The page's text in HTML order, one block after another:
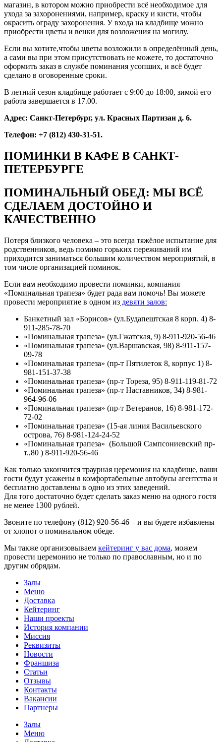
магазин, в котором можно приобрести всё необходимое для
ухода за захоронениями, например, краску и кисти, чтобы
окрасить ограду захоронения. У входа на кладбище можно
приобрести цветы и венки для возложения на могилу.
Если вы хотите,чтобы цветы возложили в определённый день,
а сами вы при этом присутствовать не можете, то достаточно
оформить заказ в службе поминания усопших, и всё будет
сделано в оговоренные сроки.
В летний сезон кладбище работает с 9:00 до 18:00, зимой его
работа завершается в 17.00.
Адрес: Санкт-Петербург, ул. Красных Партизан д. 6.
Телефон: +7 (812) 430-31-51.
ПОМИНКИ В КАФЕ В САНКТ-
ПЕТЕРБУРГЕ
ПОМИНАЛЬНЫЙ ОБЕД: МЫ ВСЁ
СДЕЛАЕМ ДОСТОЙНО И
КАЧЕСТВЕННО
Потеря близкого человека – это всегда тяжёлое испытание для
родственников, ведь помимо горьких переживаний им
приходится заниматься большим количеством мероприятий, в
том числе организацией поминок.
Если вам необходимо провести поминки, компания
«Поминальная трапеза» будет рада вам помочь! Вы можете
провести мероприятие в одном из девяти залов:
Банкетный зал «Борисов» (ул.Будапештская 8 корп. 4) 8-
911-285-78-70
«Поминальная трапеза» (ул.Гжатская, 9) 8-911-920-56-46
«Поминальная трапеза» (ул.Варшавская, 98) 8-911-157-
09-78
«Поминальная трапеза» (пр-т Пятилеток 8, корпус 1) 8-
981-151-37-38
«Поминальная трапеза» (пр-т Тореза, 95) 8-911-119-81-72
«Поминальная трапеза» (пр-т Наставников, 34) 8-981-
964-96-06
«Поминальная трапеза» (пр-т Ветеранов, 16) 8-981-172-
72-02
«Поминальная трапеза» (15-ая линия Васильевского
острова, 76) 8-981-124-24-52
«Поминальная трапеза» (Большой Сампсониевский пр-
т.,80 ) 8-911-920-56-46
Как только закончится траурная церемония на кладбище, ваши
гости будут усажены в комфортабельные автобусы агентства и
бесплатно доставлены в одно из этих заведений.
Для того достаточно будет сделать заказ меню на одного гостя
не менее 1300 рублей.
Звоните по телефону (812) 920-56-46 – и вы будете избавлены
от хлопот о поминальном обеде.
Мы также организовываем кейтеринг у вас дома, можем
провести церемонию не только по православным, но и по
другим обрядам.
Залы
Меню
Доставка
Кейтеринг
Наши проекты
История компании
Миссия
Реквизиты
Новости
Франшиза
Статьи
Отзывы
Контакты
Вакансии
Партнеры
Залы
Меню